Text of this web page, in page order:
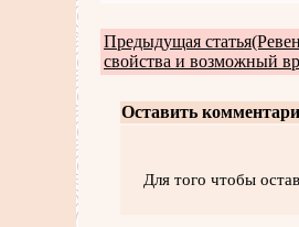
Предыдущая
свойства и возможный
Оставить
Для того чтобы